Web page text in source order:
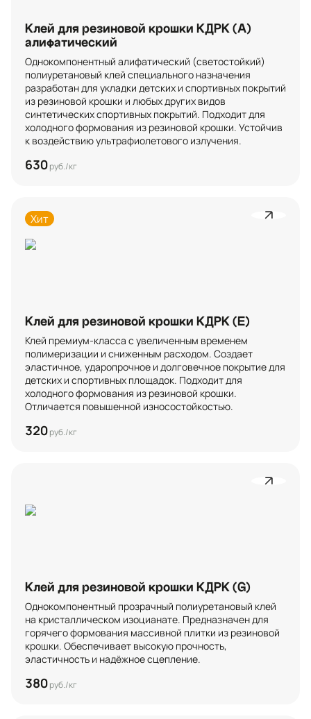
Клей для резиновой крошки КДРК (А)
алифатический
Однокомпонентный алифатический (светостойкий)
полиуретановый клей специального назначения
разработан для укладки детских и спортивных покрытий
из резиновой крошки и любых других видов
синтетических спортивных покрытий. Подходит для
холодного формования из резиновой крошки. Устойчив
к воздействию ультрафиолетового излучения.
630руб./кг
Хит
Клей для резиновой крошки КДРК (Е)
Клей премиум-класса с увеличенным временем
полимеризации и сниженным расходом. Создает
эластичное, ударопрочное и долговечное покрытие для
детских и спортивных площадок. Подходит для
холодного формования из резиновой крошки.
Отличается повышенной износостойкостью.
320руб./кг
Клей для резиновой крошки КДРК (G)
Однокомпонентный прозрачный полиуретановый клей
на кристаллическом изоцианате. Предназначен для
горячего формования массивной плитки из резиновой
крошки. Обеспечивает высокую прочность,
эластичность и надёжное сцепление.
380руб./кг